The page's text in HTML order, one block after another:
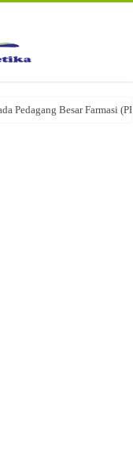
Pedagang Besar Farmasi